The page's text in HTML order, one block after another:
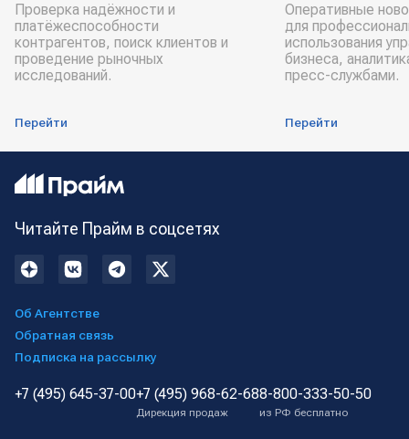
Проверка надёжности и
платёжеспособности
контрагентов, поиск клиентов и
проведение рыночных
исследований.
Перейти
Оперативные
для
использования
бизнеса,
пресс-службами.
Перейти
Читайте Прайм в соцсетях
Об Агентстве
Обратная связь
Подписка на рассылку
+7 (495) 645-37-00+7 (495) 968-62-68
Дирекция продаж
8-800-333-50-50
из РФ бесплатно